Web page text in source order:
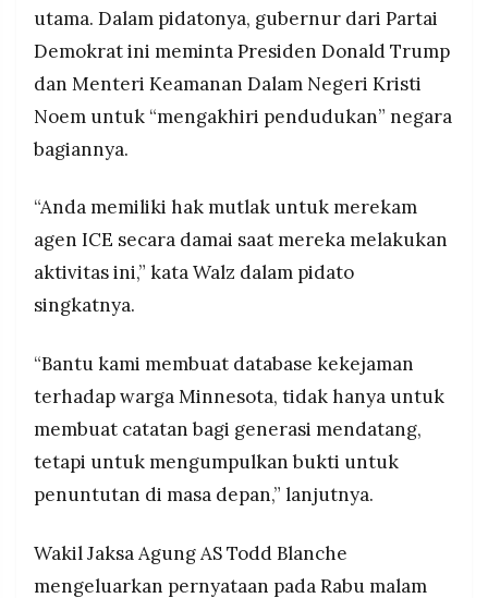
utama. Dalam pidatonya, gubernur dari Partai
Demokrat ini meminta Presiden Donald Trump
dan Menteri Keamanan Dalam Negeri Kristi
Noem untuk “mengakhiri pendudukan” negara
bagiannya.
“Anda memiliki hak mutlak untuk merekam
agen ICE secara damai saat mereka melakukan
aktivitas ini,” kata Walz dalam pidato
singkatnya.
“Bantu kami membuat database kekejaman
terhadap warga Minnesota, tidak hanya untuk
membuat catatan bagi generasi mendatang,
tetapi untuk mengumpulkan bukti untuk
penuntutan di masa depan,” lanjutnya.
Wakil Jaksa Agung AS Todd Blanche
mengeluarkan pernyataan pada Rabu malam